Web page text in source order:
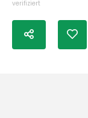
verifiziert